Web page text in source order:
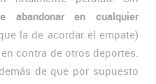
abandonar en cualquier
la de acordar el empate)
en contra de otros deportes.
de que por supuesto